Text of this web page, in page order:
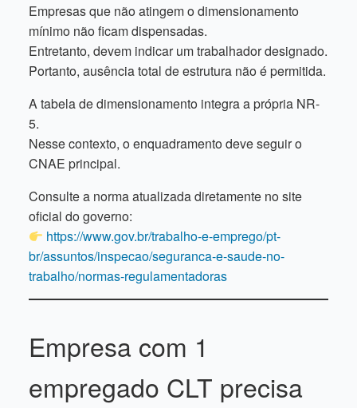
Empresas que não atingem o dimensionamento
mínimo não ficam dispensadas.
Entretanto, devem indicar um trabalhador designado.
Portanto, ausência total de estrutura não é permitida.
A tabela de dimensionamento integra a própria NR-
5.
Nesse contexto, o enquadramento deve seguir o
CNAE principal.
Consulte a norma atualizada diretamente no site
oficial do governo:
https://www.gov.br/trabalho-e-emprego/pt-
br/assuntos/inspecao/seguranca-e-saude-no-
trabalho/normas-regulamentadoras
Empresa com 1
empregado CLT precisa